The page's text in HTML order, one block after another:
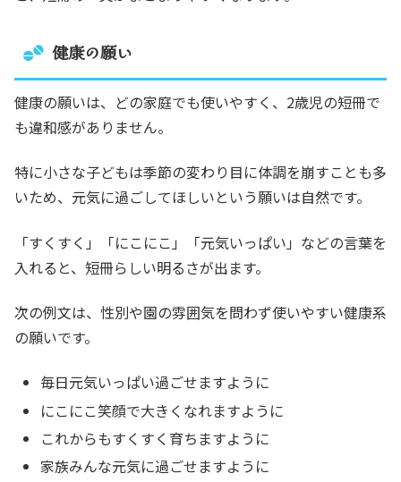
健康の願い
健康の願いは、どの家庭でも使いやすく、2歳児の短冊で
も違和感がありません。
特に小さな子どもは季節の変わり目に体調を崩すことも多
いため、元気に過ごしてほしいという願いは自然です。
「すくすく」「にこにこ」「元気いっぱい」などの言葉を
入れると、短冊らしい明るさが出ます。
次の例文は、性別や園の雰囲気を問わず使いやすい健康系
の願いです。
毎日元気いっぱい過ごせますように
にこにこ笑顔で大きくなれますように
これからもすくすく育ちますように
家族みんな元気に過ごせますように